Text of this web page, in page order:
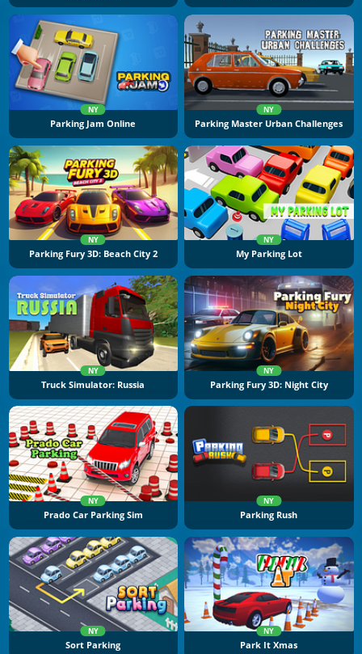
NY
Parking Jam Online
NY
Parking Master Urban Challenges
NY
Parking Fury 3D: Beach City 2
NY
My Parking Lot
NY
Truck Simulator: Russia
NY
Parking Fury 3D: Night City
NY
Prado Car Parking Sim
NY
Parking Rush
NY
Sort Parking
NY
Park It Xmas